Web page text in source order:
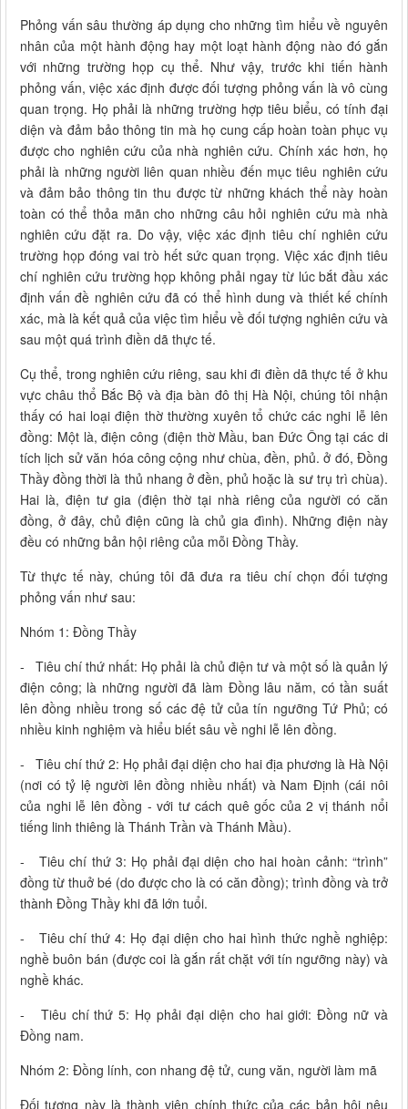
Phỏng vấn sâu thường áp dụng cho những tìm hiểu về nguyên
nhân của một hành động hay một loạt hành động nào đó gắn
với những trường họp cụ thể. Như vậy, trước khi tiến hành
phỏng vấn, việc xác định được đối tượng phỏng vấn là vô cùng
quan trọng. Họ phải là những trường hợp tiêu biểu, có tính đại
diện và đảm bảo thông tin mà họ cung cấp hoàn toàn phục vụ
được cho nghiên cứu của nhà nghiên cứu. Chính xác hơn, họ
phải là những người liên quan nhiều đến mục tiêu nghiên cứu
và đảm bảo thông tin thu được từ những khách thể này hoàn
toàn có thể thỏa mãn cho những câu hỏi nghiên cứu mà nhà
nghiên cứu đặt ra. Do vậy, việc xác định tiêu chí nghiên cứu
trường họp đóng vai trò hết sức quan trọng. Việc xác định tiêu
chí nghiên cứu trường họp không phải ngay từ lúc bắt đầu xác
định vấn đề nghiên cứu đã có thể hình dung và thiết kế chính
xác, mà là kết quả của việc tìm hiểu về đối tượng nghiên cứu và
sau một quá trình điền dã thực tế.
Cụ thể, trong nghiên cứu riêng, sau khi đi điền dã thực tế ở khu
vực châu thổ Bắc Bộ và địa bàn đô thị Hà Nội, chúng tôi nhận
thấy có hai loại điện thờ thường xuyên tổ chức các nghi lễ lên
đồng: Một là, điện công (điện thờ Mầu, ban Đức Ông tại các di
tích lịch sử văn hóa công cộng như chùa, đền, phủ. ở đó, Đồng
Thầy đồng thời là thủ nhang ở đền, phủ hoặc là sư trụ trì chùa).
Hai là, điện tư gia (điện thờ tại nhà riêng của người có căn
đồng, ở đây, chủ điện cũng là chủ gia đình). Những điện này
đều có những bản hội riêng của mỗi Đồng Thầy.
Từ thực tế này, chúng tôi đã đưa ra tiêu chí chọn đối tượng
phỏng vấn như sau:
Nhóm 1: Đồng Thầy
- Tiêu chí thứ nhất: Họ phải là chủ điện tư và một số là quản lý
điện công; là những người đã làm Đồng lâu năm, có tần suất
lên đồng nhiều trong số các đệ tử của tín ngưỡng Tứ Phủ; có
nhiều kinh nghiệm và hiểu biết sâu về nghi lễ lên đồng.
- Tiêu chí thứ 2: Họ phải đại diện cho hai địa phương là Hà Nội
(nơi có tỷ lệ người lên đồng nhiều nhất) và Nam Định (cái nôi
của nghi lễ lên đồng - với tư cách quê gốc của 2 vị thánh nổi
tiếng linh thiêng là Thánh Trần và Thánh Mầu).
- Tiêu chí thứ 3: Họ phải đại diện cho hai hoàn cảnh: “trình”
đồng từ thuở bé (do được cho là có căn đồng); trình đồng và trở
thành Đồng Thầy khi đã lớn tuổi.
- Tiêu chí thứ 4: Họ đại diện cho hai hình thức nghề nghiệp:
nghề buôn bán (được coi là gắn rất chặt với tín ngưỡng này) và
nghề khác.
- Tiêu chí thứ 5: Họ phải đại diện cho hai giới: Đồng nữ và
Đồng nam.
Nhóm 2: Đồng lính, con nhang đệ tử, cung văn, người làm mã
Đối tượng này là thành viên chính thức của các bản hội nêu